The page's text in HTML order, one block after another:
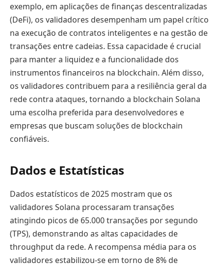
exemplo, em aplicações de finanças descentralizadas
(DeFi), os validadores desempenham um papel crítico
na execução de contratos inteligentes e na gestão de
transações entre cadeias. Essa capacidade é crucial
para manter a liquidez e a funcionalidade dos
instrumentos financeiros na blockchain. Além disso,
os validadores contribuem para a resiliência geral da
rede contra ataques, tornando a blockchain Solana
uma escolha preferida para desenvolvedores e
empresas que buscam soluções de blockchain
confiáveis.
Dados e Estatísticas
Dados estatísticos de 2025 mostram que os
validadores Solana processaram transações
atingindo picos de 65.000 transações por segundo
(TPS), demonstrando as altas capacidades de
throughput da rede. A recompensa média para os
validadores estabilizou-se em torno de 8% de